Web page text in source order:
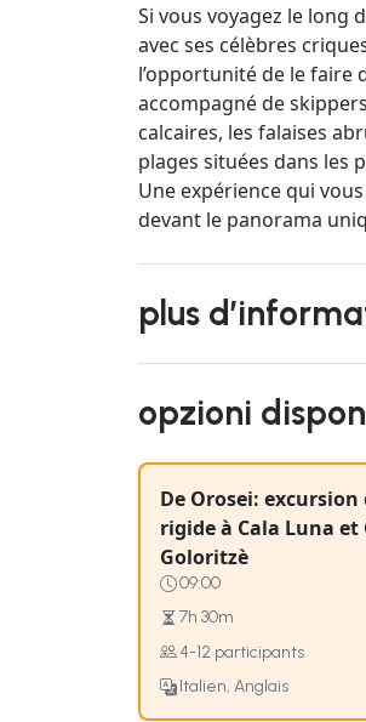
Si vous voyagez le long
avec ses célèbres
l’opportunité de le faire
accompagné de
calcaires, les falaises
plages situées dans les
Une expérience qui
devant le panorama
plus
opzioni
De Orosei: excursion
rigide à Cala Luna et
Goloritzè
09:00
7h 30m
4-12 participants
Italien, Anglais